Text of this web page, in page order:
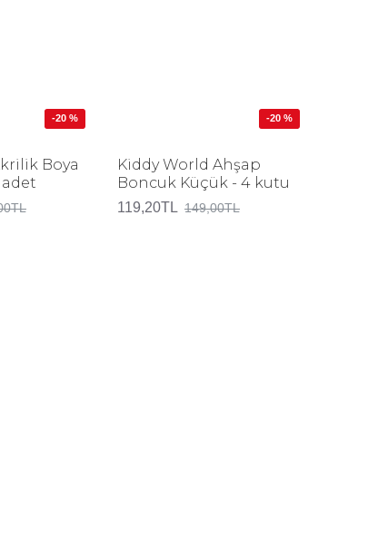
-20 %
Boya
adet
-20 %
Kiddy World Ahşap
Boncuk Küçük - 4 kutu
119,20TL 149,00TL